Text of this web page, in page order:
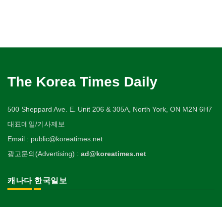
The Korea Times Daily
500 Sheppard Ave. E. Unit 206 & 305A, North York, ON M2N 6H7
대표메일/기사제보
Email : public@koreatimes.net
광고문의(Advertising) : ad@koreatimes.net
캐나다 한국일보